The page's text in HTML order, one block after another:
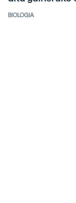
BIOLOGIA